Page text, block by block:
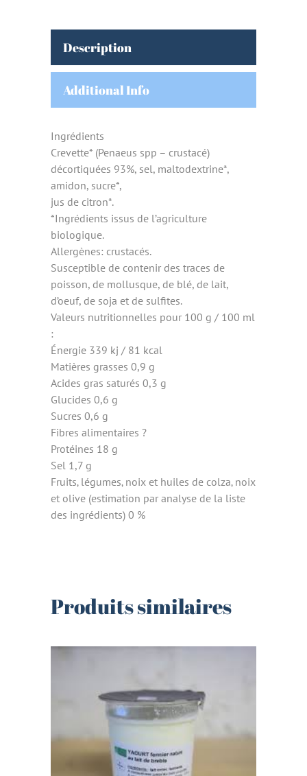
Description
Additional Info
Ingrédients
Crevette* (Penaeus spp – crustacé)
décortiquées 93%, sel, maltodextrine*,
amidon, sucre*,
jus de citron*.
*Ingrédients issus de l’agriculture
biologique.
Allergènes: crustacés.
Susceptible de contenir des traces de
poisson, de mollusque, de blé, de lait,
d’oeuf, de soja et de sulfites.
Valeurs nutritionnelles pour 100 g / 100 ml
:
Énergie 339 kj / 81 kcal
Matières grasses 0,9 g
Acides gras saturés 0,3 g
Glucides 0,6 g
Sucres 0,6 g
Fibres alimentaires ?
Protéines 18 g
Sel 1,7 g
Fruits‚ légumes‚ noix et huiles de colza‚ noix
et olive (estimation par analyse de la liste
des ingrédients) 0 %
Produits similaires